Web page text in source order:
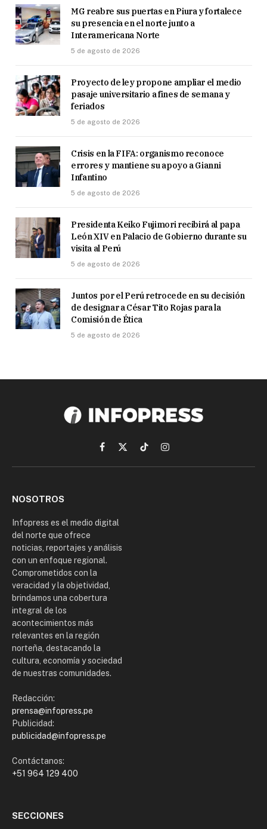
MG reabre sus puertas en Piura y fortalece
su presencia en el norte junto a
Interamericana Norte
5 de agosto de 2026
Proyecto de ley propone ampliar el medio
pasaje universitario a fines de semana y
feriados
5 de agosto de 2026
Crisis en la FIFA: organismo reconoce
errores y mantiene su apoyo a Gianni
Infantino
5 de agosto de 2026
Presidenta Keiko Fujimori recibirá al papa
León XIV en Palacio de Gobierno durante su
visita al Perú
5 de agosto de 2026
Juntos por el Perú retrocede en su decisión
de designar a César Tito Rojas para la
Comisión de Ética
5 de agosto de 2026
Facebook
X
(Twitter)
TikTokInstagram
NOSOTROS
Infopress es el medio digital
del norte que ofrece
noticias, reportajes y análisis
con un enfoque regional.
Comprometidos con la
veracidad y la objetividad,
brindamos una cobertura
integral de los
acontecimientos más
relevantes en la región
norteña, destacando la
cultura, economía y sociedad
de nuestras comunidades.
Redacción:
prensa@infopress.pe
Publicidad:
publicidad@infopress.pe
Contáctanos:
+51 964 129 400
SECCIONES